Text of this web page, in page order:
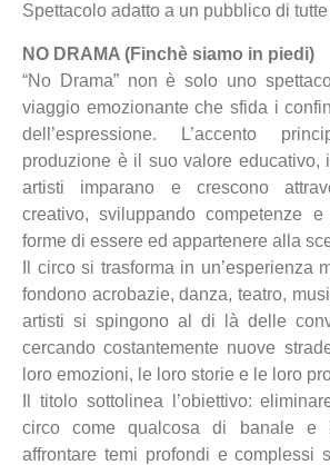
Spettacolo adatto a un pubblico di
NO DRAMA (Finchè siamo in piedi)
“No Drama” non è solo uno
viaggio emozionante che sfida i
dell’espressione. L’accento
produzione è il suo valore educativo,
artisti imparano e crescono
creativo, sviluppando competenze
forme di essere ed appartenere alla
Il circo si trasforma in un’esperienza
fondono acrobazie, danza, teatro,
artisti si spingono al di là delle
cercando costantemente nuove
loro emozioni, le loro storie e le loro
Il titolo sottolinea l’obiettivo:
circo come qualcosa di banale e
affrontare temi profondi e complessi